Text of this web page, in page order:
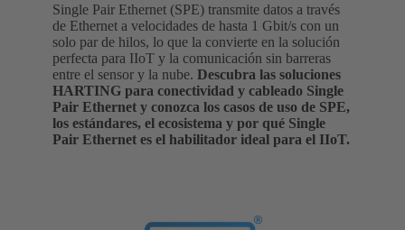
Single Pair Ethernet (SPE) transmite datos a través
de Ethernet a velocidades de hasta 1 Gbit/s con un
solo par de hilos, lo que la convierte en la solución
perfecta para IIoT y la comunicación sin barreras
entre el sensor y la nube. Descubra las soluciones
HARTING para conectividad y cableado Single
Pair Ethernet y conozca los casos de uso de SPE,
los estándares, el ecosistema y por qué Single
Pair Ethernet es el habilitador ideal para el IIoT.